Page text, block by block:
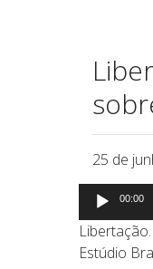
25 de
Tocador
de
áudio
00:00
Estúdio